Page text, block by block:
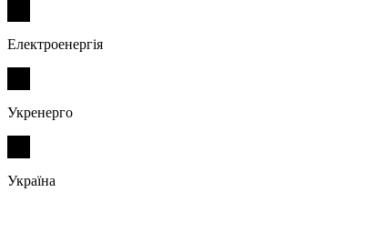
Електроенергія
Укренерго
Україна